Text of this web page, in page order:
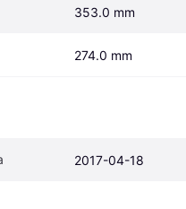
353.0 mm
274.0 mm
2017-04-18